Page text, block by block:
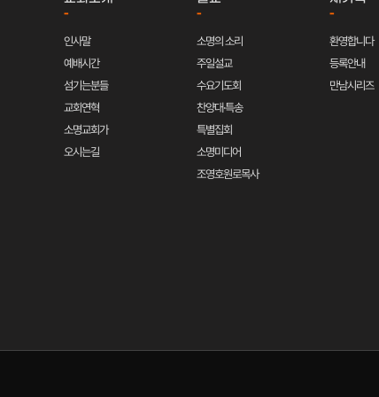
-
인사말
예배시간
섬기는분들
교회연혁
소명교회가
오시는길
-
소명의 소리
주일설교
수요기도회
찬양대·특송
특별집회
소명미디어
조영호원로목사
-
환영합니다
등록안내
만남시리즈